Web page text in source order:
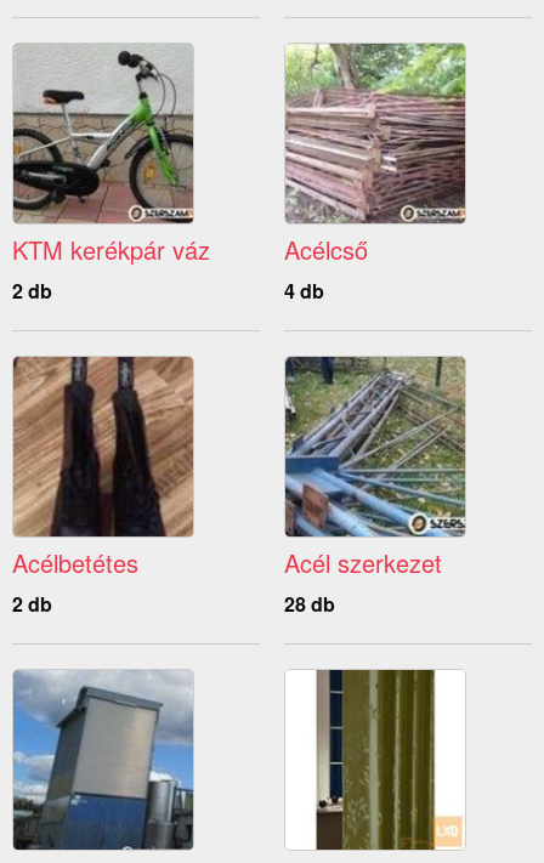
KTM kerékpár váz
2 db
Acélcső
4 db
Acélbetétes
2 db
Acél szerkezet
28 db